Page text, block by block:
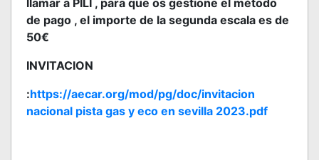
llamar a PILI , para que os gestione el método
de pago , el importe de la segunda escala es de
50€
INVITACION
:https://aecar.org/mod/pg/doc/invitacion
nacional pista gas y eco en sevilla 2023.pdf